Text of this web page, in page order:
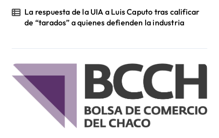
La respuesta de la UIA a Luis Caputo tras calificar
de “tarados” a quienes defienden la industria